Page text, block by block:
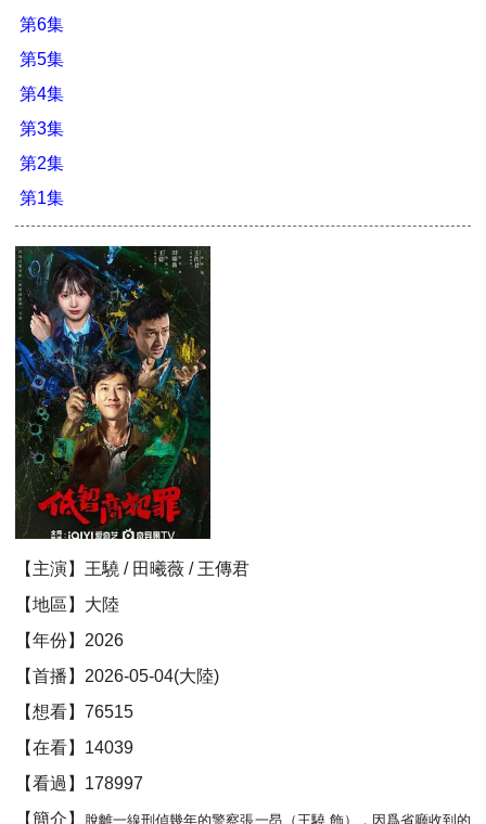
第6集
第5集
第4集
第3集
第2集
第1集
【主演】王驍 / 田曦薇 / 王傳君
【地區】大陸
【年份】2026
【首播】2026-05-04(大陸)
【想看】76515
【在看】14039
【看過】178997
【簡介】
脫離一線刑偵幾年的警察張一昂（王驍 飾），因爲省廳收到的